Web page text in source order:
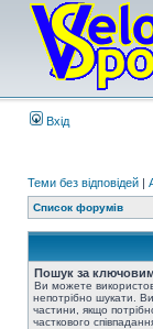
Вхід
Теми без відповідей |
Список форумів
Пошук за
Ви можете
непотрібно шукати.
частини, якщо
часткового